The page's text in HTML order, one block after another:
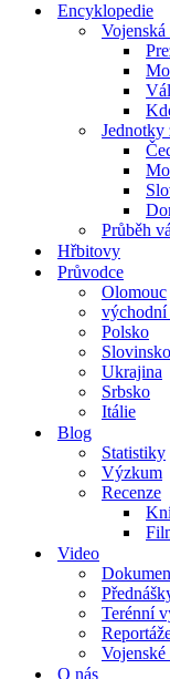
Encyklopedie
Vojenská
Jednotky
Průběh
Hřbitovy
Průvodce
Olomouc
východní
Polsko
Slovinsko
Ukrajina
Srbsko
Itálie
Blog
Statistiky
Výzkum
Recenze
Video
Terénní
O nás